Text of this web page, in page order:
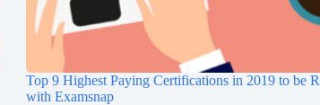
Top 9 Highest Paying Certifications in 2019 to be
with Examsnap